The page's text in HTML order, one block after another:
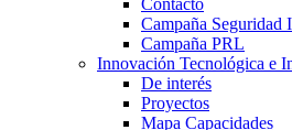
Contacto
Campaña Seguridad
Campaña PRL
Innovación Tecnológica e
De interés
Proyectos
Mapa Capacidades